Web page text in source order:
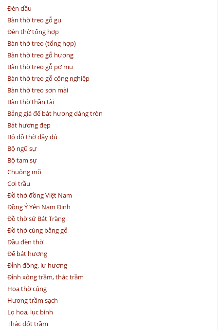
Đèn dầu
Bàn thờ treo gỗ gụ
Đèn thờ tổng hợp
Bàn thờ treo (tổng hợp)
Bàn thờ treo gỗ hương
Bàn thờ treo gỗ pơ mu
Bàn thờ treo gỗ công nghiệp
Bàn thờ treo sơn mài
Bàn thờ thần tài
Bảng giá đế bát hương dáng tròn
Bát hương đẹp
Bộ đồ thờ đầy đủ
Bộ ngũ sự
Bộ tam sự
Chuông mõ
Cơi trầu
Đồ thờ đồng Việt Nam
Đồng Ý Yên Nam Định
Đồ thờ sứ Bát Tràng
Đồ thờ cúng bằng gỗ
Dầu đèn thờ
Đế bát hương
Đỉnh đồng. lư hương
Đỉnh xông trầm, thác trầm
Hoa thờ cúng
Hương trầm sạch
Lọ hoa, lục bình
Thác đốt trầm